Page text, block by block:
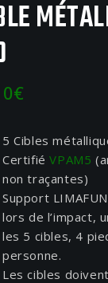
€
5 Cibles
CertifiéVPAM5
non traçantes)
Support
lors de l’impact,
les 5 cibles, 4
personne.
Les cibles